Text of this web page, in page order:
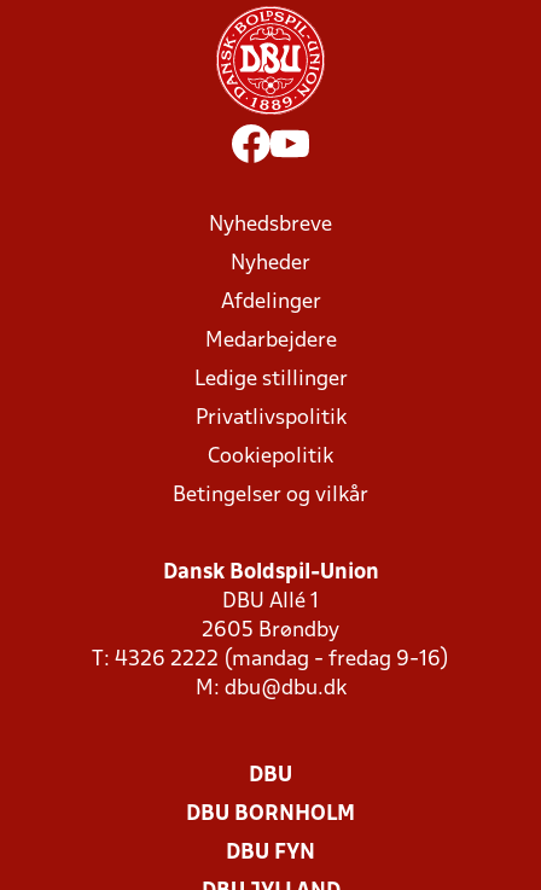
Nyhedsbreve
Nyheder
Afdelinger
Medarbejdere
Ledige stillinger
Privatlivspolitik
Cookiepolitik
Betingelser og vilkår
Dansk Boldspil-Union
DBU Allé 1
2605 Brøndby
T: 4326 2222 (mandag - fredag 9-16)
M: dbu@dbu.dk
DBU
DBU BORNHOLM
DBU FYN